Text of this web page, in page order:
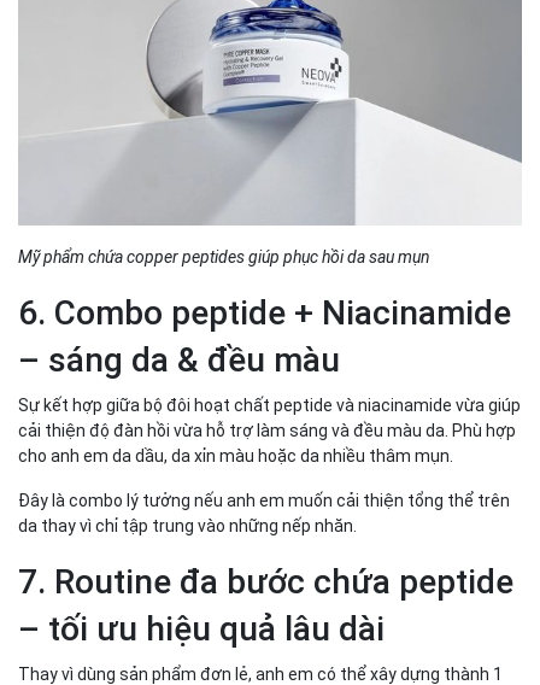
Mỹ phẩm chứa copper peptides giúp phục hồi da sau mụn
6. Combo peptide + Niacinamide
– sáng da & đều màu
Sự kết hợp giữa bộ đôi hoạt chất peptide và niacinamide vừa giúp
cải thiện độ đàn hồi vừa hỗ trợ làm sáng và đều màu da. Phù hợp
cho anh em da dầu, da xỉn màu hoặc da nhiều thâm mụn.
Đây là combo lý tưởng nếu anh em muốn cải thiện tổng thể trên
da thay vì chỉ tập trung vào những nếp nhăn.
7. Routine đa bước chứa peptide
– tối ưu hiệu quả lâu dài
Thay vì dùng sản phẩm đơn lẻ, anh em có thể xây dựng thành 1